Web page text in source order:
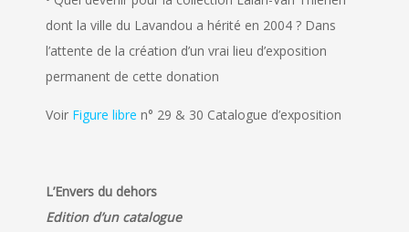
dont la ville du Lavandou a hérité en 2004 ? Dans
l’attente de la création d’un vrai lieu d’exposition
permanent de cette donation
Voir Figure libre n° 29 & 30 Catalogue d’exposition
L’Envers du dehors
Edition d’un catalogue